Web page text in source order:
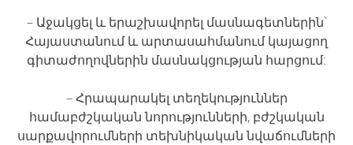
– Աջակցել և երաշխավորել մասնագետներին`
Հայաստանում և արտասահմանում կայացող
գիտաժողովներին մասնակցության հարցում:
– Հրապարակել տեղեկություններ
համաբժշկական նորությունների, բժշկական
սարքավորումների տեխնիկական նվաճումների